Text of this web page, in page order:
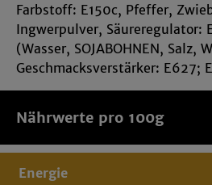
Farbstoff: E150c, Pfeffer,
Ingwerpulver, Säureregulator:
(Wasser, SOJABOHNEN, Salz,
Geschmacksverstärker: E627;
Nährwerte pro 100g
Energie